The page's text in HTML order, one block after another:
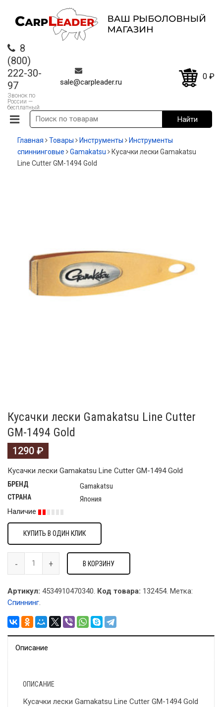
8
(800)
222-30-
97
Звонок по
России —
бесплатный
sale@carpleader.ru
0 ₽
Главная Товары Инструменты
Инструменты
спиннинговые
Gamakatsu
Кусачки лески Gamakatsu
Line Сutter GM-1494 Gold
Кусачки лески Gamakatsu Line Сutter
GM-1494 Gold
1290 ₽
Кусачки лески Gamakatsu Line Сutter GM-1494 Gold
БРЕНД Gamakatsu
СТРАНА
Япония
Наличие
КУПИТЬ В ОДИН КЛИК
В КОРЗИНУ
Артикул: 4534910470340. Код товара: 132454. Метка:
Спиннинг.
Описание
ОПИСАНИЕ
Кусачки лески Gamakatsu Line Сutter GM-1494 Gold